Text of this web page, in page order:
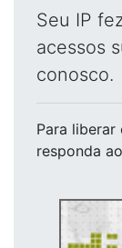
Seu IP
acessos
conosco.
Para liberar
responda